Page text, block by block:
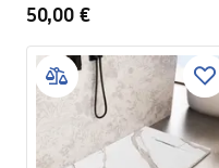
50,00 €